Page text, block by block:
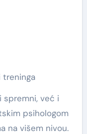
treninga
spremni, već i
psihologom
na višem nivou.